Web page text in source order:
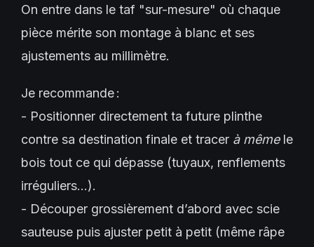
On entre dans le taf "sur-mesure" où chaque
pièce mérite son montage à blanc et ses
ajustements au millimètre.
Je recommande :
- Positionner directement ta future plinthe
contre sa destination finale et tracer à mêmele
bois tout ce qui dépasse (tuyaux, renflements
irréguliers…).
- Découper grossièrement d’abord avec scie
sauteuse puis ajuster petit à petit (même râpe